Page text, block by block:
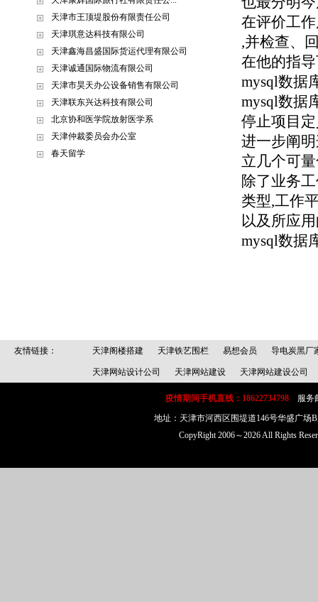
天津市王顶堤股份有限责任公司
天津琪意达科技有限公司
天津鑫海昌盛国际货运代理有限公司
天津诚通国际物流有限公司
天津市昊天办公设备销售有限公司
天津联东兴达科技有限公司
北京协和医学院放射医学系
天津仲裁委员会办公室
春天留学
在评价工
,并检查、
在他的指
mysql数据
mysql数据
停止项目
进一步阐
立几个可
除了业务
类型,工作
以及所应
mysql数据
友情链接： 天津阁楼搭建 天津铁艺围栏 易想会员 导电炭黑厂
天津网站设计公司 天津网站建设 天津网站建设公司
疫情期间手机直线：18622734798 服务
地址：天津市河西区围堤道146号华盛广
CopyRight 2006～2026 All Rights